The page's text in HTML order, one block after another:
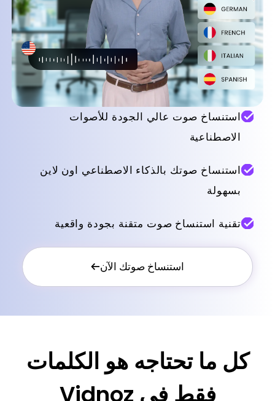
استنساخ صوت عالي الجودة للأصوات
الاصطناعية
استنساخ صوتك بالذكاء الاصطناعي اون لاين
بسهولة
تقنية استنساخ صوت متقنة بجودة واقعية
استنساخ صوتك الآن
كل ما تحتاجه هو الكلمات
فقط في Vidnoz